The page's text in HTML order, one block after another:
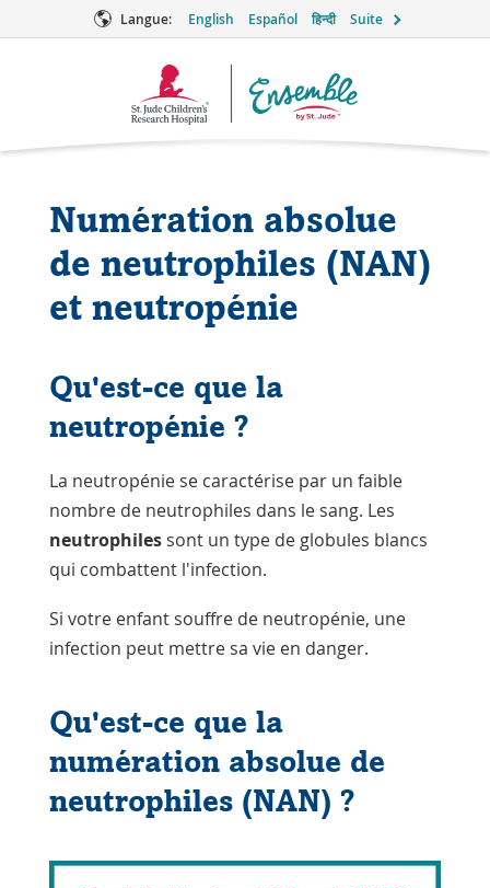
Langue: English Español हिन्दी Suite
Logo
Numération absolue
de neutrophiles (NAN)
et neutropénie
Qu'est-ce que la
neutropénie ?
La neutropénie se caractérise par un faible
nombre de neutrophiles dans le sang. Les
neutrophilessont un type de globules blancs
qui combattent l'infection.
Si votre enfant souffre de neutropénie, une
infection peut mettre sa vie en danger.
Qu'est-ce que la
numération absolue de
neutrophiles (NAN) ?